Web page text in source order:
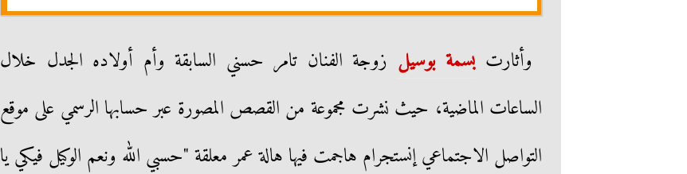
وأثارتبسمة بوسيل زوجة الفنان تامر حسني السابقة وأم أولاده الجدل خلال
الساعات الماضية، حيث نشرت مجموعة من القصص المصورة عبر حسابها الرسمي على موقع
التواصل الاجتماعي إنستجرام هاجمت فيها هالة عمر معلقة "حسبي الله ونعم الوكيل فيكي يا